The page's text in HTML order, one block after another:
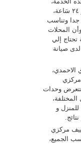
مما تقدمه لك كخدمة متاحة على مدار ٢٤ سَاعة،
جدا وتناسب
المحلات
تحتاج إلي
صيانة
الاحمدي،
حيث تتعرض وحدات
و
مركزي
الجميع،